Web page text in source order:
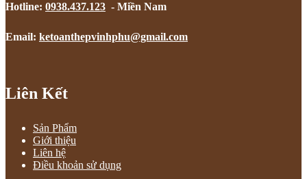
Hotline: 0938.437.123 - Miền Nam
Email: ketoanthepvinhphu@gmail.com
Liên Kết
Sản Phẩm
Giới thiệu
Liên hệ
Điều khoản sử dụng